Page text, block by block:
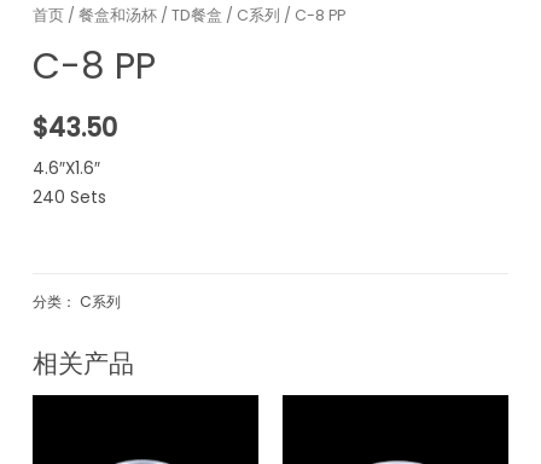
首页 /餐盒和汤杯 /TD餐盒 / C系列 / C-8 PP
C-8 PP
$43.50
4.6″X1.6″
240 Sets
分类： C系列
相关产品